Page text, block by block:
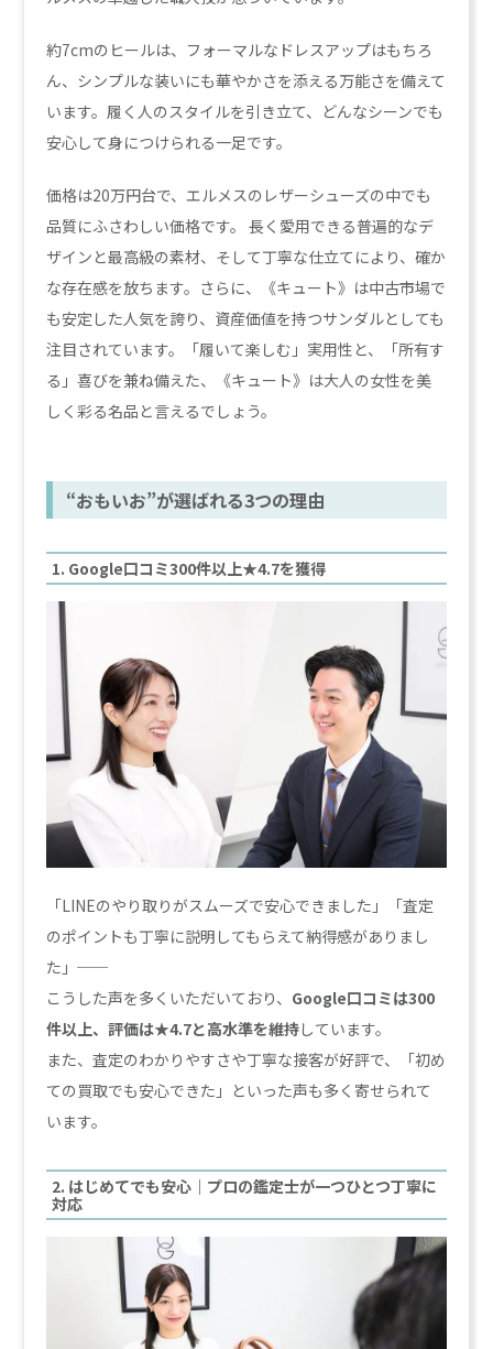
約7cmのヒールは、フォーマルなドレスアップはもちろ
ん、シンプルな装いにも華やかさを添える万能さを備えて
います。履く人のスタイルを引き立て、どんなシーンでも
安心して身につけられる一足です。
価格は20万円台で、エルメスのレザーシューズの中でも
品質にふさわしい価格です。 長く愛用できる普遍的なデ
ザインと最高級の素材、そして丁寧な仕立てにより、確か
な存在感を放ちます。さらに、《キュート》は中古市場で
も安定した人気を誇り、資産価値を持つサンダルとしても
注目されています。「履いて楽しむ」実用性と、「所有す
る」喜びを兼ね備えた、《キュート》は大人の女性を美
しく彩る名品と言えるでしょう。
“おもいお”が選ばれる3つの理由
1. Google口コミ300件以上★4.7を獲得
「LINEのやり取りがスムーズで安心できました」「査定
のポイントも丁寧に説明してもらえて納得感がありまし
た」──
こうした声を多くいただいており、 Google口コミは300
件以上、評価は★4.7と高水準を維持しています。
また、査定のわかりやすさや丁寧な接客が好評で、「初め
ての買取でも安心できた」といった声も多く寄せられて
います。
2. はじめてでも安心｜プロの鑑定士が一つひとつ丁寧に
対応